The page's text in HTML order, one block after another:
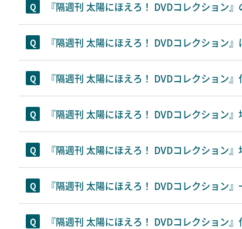
『隔週刊 太陽にほえろ！ DVDコレクション
『隔週刊 太陽にほえろ！ DVDコレクション』
『隔週刊 太陽にほえろ！ DVDコレクション
『隔週刊 太陽にほえろ！ DVDコレクション
『隔週刊 太陽にほえろ！ DVDコレクション
『隔週刊 太陽にほえろ！ DVDコレクション
『隔週刊 太陽にほえろ！ DVDコレクション